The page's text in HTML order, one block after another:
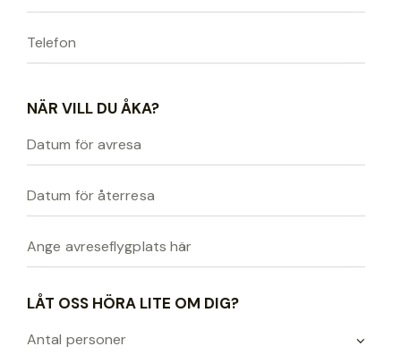
NÄR VILL DU ÅKA?
LÅT OSS HÖRA LITE OM DIG?